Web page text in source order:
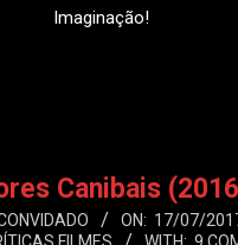
Imaginação!
Canibais
ON: 17/07/